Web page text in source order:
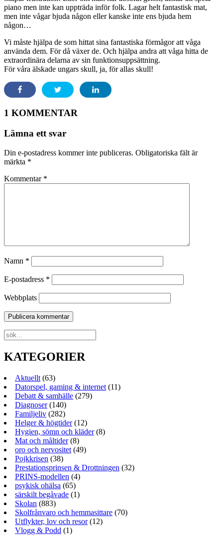
piano men inte kan uppträda inför folk. Lagar helt fantastisk mat,
men inte vågar bjuda någon eller kanske inte ens bjuda hem
någon…
Vi måste hjälpa de som hittat sina fantastiska förmågor att våga
använda dem. För då växer de. Och hjälpa andra att våga hitta de
extraordinära delarna av sin funktionsuppsättning.
För våra älskade ungars skull, ja, för allas skull!
1 KOMMENTAR
Lämna ett svar
Din e-postadress kommer inte publiceras. Obligatoriska fält är
märkta *
Kommentar *
Namn *
E-postadress *
Webbplats
KATEGORIER
Aktuellt (63)
Datorspel, gaming & internet (11)
Debatt & samhälle (279)
Diagnoser(140)
Familjeliv (282)
Helger & högtider(12)
Hygien, sömn och kläder(8)
Mat och måltider(8)
oro och nervositet (49)
Pojkkrisen (38)
Prestationsprinsen & Drottningen (32)
PRINS-modellen (4)
psykisk ohälsa (65)
särskilt begåvade (1)
Skolan (883)
Skolfrånvaro och hemmasittare (70)
Utflykter, lov och resor(12)
Vlogg & Podd (1)